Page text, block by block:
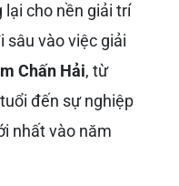
cho nền giải trí
sâu vào việc giải
Chấn Hải, từ
đến sự nghiệp
nhất vào năm